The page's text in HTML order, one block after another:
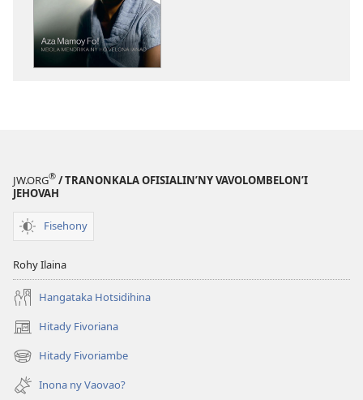
JW.ORG® / TRANONKALA OFISIALIN’NY VAVOLOMBELON’I
JEHOVAH
Fisehony
Rohy Ilaina
Hangataka Hotsidihina
Hitady Fivoriana
(manokatra
rohy) Hitady Fivoriambe
(manokatra
rohy) Inona ny Vaovao?